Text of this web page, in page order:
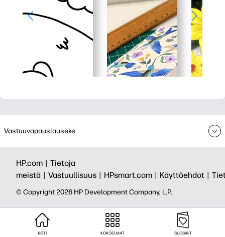
Vastuuvapauslauseke
HP.com | Tietoja
meistä | Vastuullisuus | HPsmart.com | Käyttöehdot |
© Copyright 2026 HP Development Company, L.P.
KOTI KOKOELMAT SUOSIKIT